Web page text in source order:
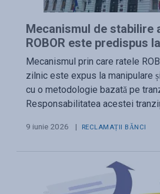
Mecanismul de stabilire
ROBOR este predispus
Mecanismul prin care ratele
zilnic este expus la manipulare
cu o metodologie bazată pe
Responsabilitatea acestei
9 iunie 2026 | RECLAMAȚII BĂNCI